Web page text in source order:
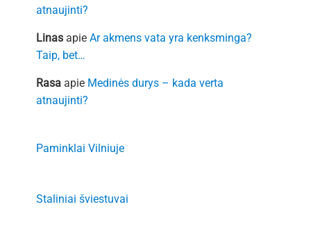
atnaujinti?
Linasapie Ar akmens vata yra kenksminga?
Taip, bet…
Rasaapie Medinės durys – kada verta
atnaujinti?
Paminklai Vilniuje
Staliniai šviestuvai